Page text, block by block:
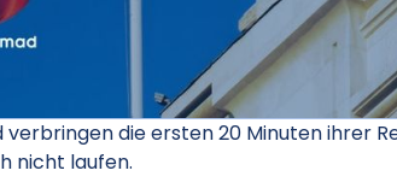
die ersten 20 Minuten ihrer
nicht laufen.